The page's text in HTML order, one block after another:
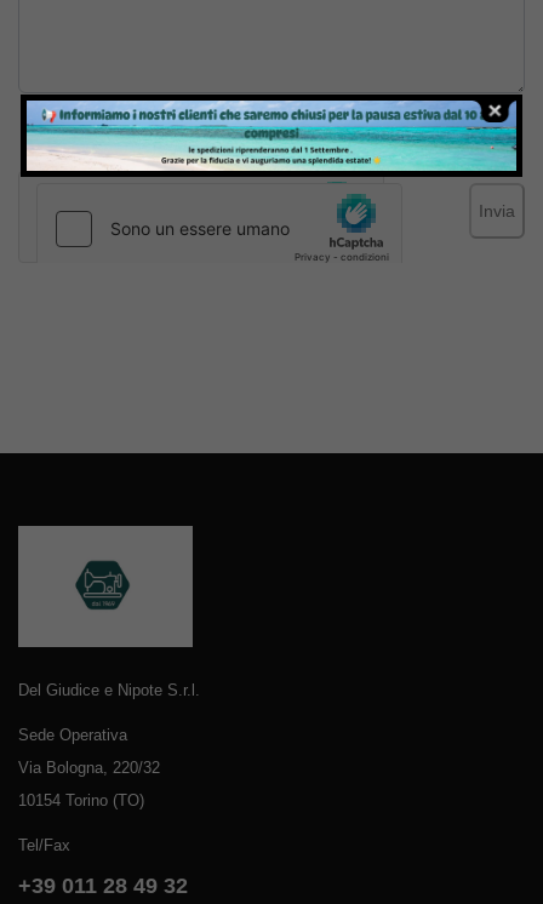
Inviando il messaggio confermo di aver letto e accettato
Termini e condizionidel sito web
Invia
Del Giudice e Nipote S.r.l.
Sede Operativa
Via Bologna, 220/32
10154 Torino (TO)
Tel/Fax
+39 011 28 49 32